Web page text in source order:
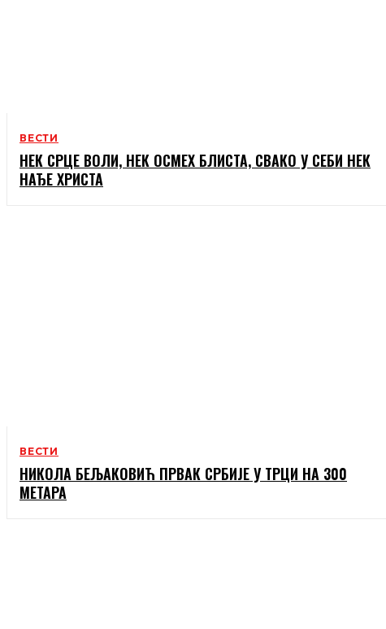
ВЕСТИ
НЕК СРЦЕ ВОЛИ, НЕК ОСМЕХ БЛИСТА, СВАКО У СЕБИ НЕК
НАЂЕ ХРИСТА
ВЕСТИ
НИКОЛА БЕЉАКОВИЋ ПРВАК СРБИЈЕ У ТРЦИ НА 300
МЕТАРА